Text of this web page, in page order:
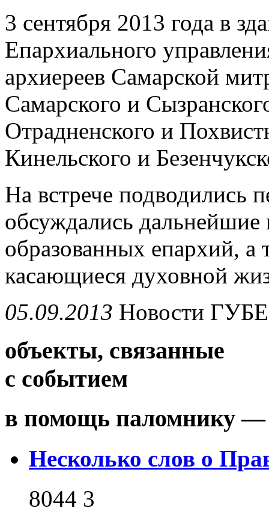
3 сентября 2013 года в
Епархиального
архиереев Самарской
Самарского и
Отрадненского и
Кинельского и
На встрече подводились
обсуждались
образованных епархий, а
касающиеся духовной
05.09.2013 Новости
объекты, связанные
с событием
в помощь паломнику —
Несколько слов о
8044 3